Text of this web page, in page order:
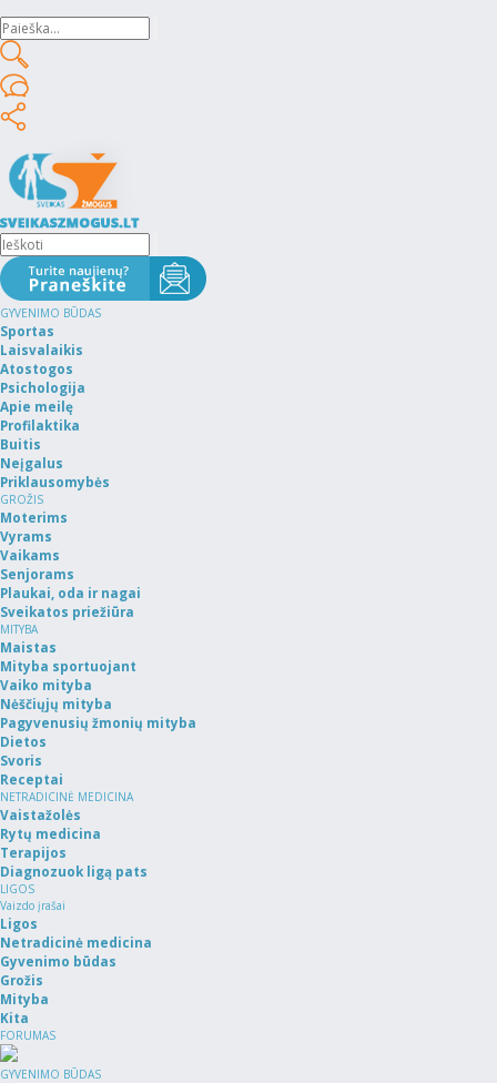
GYVENIMO BŪDAS
Sportas
Laisvalaikis
Atostogos
Psichologija
Apie meilę
Profilaktika
Buitis
Neįgalus
Priklausomybės
GROŽIS
Moterims
Vyrams
Vaikams
Senjorams
Plaukai, oda ir nagai
Sveikatos priežiūra
MITYBA
Maistas
Mityba sportuojant
Vaiko mityba
Nėščiųjų mityba
Pagyvenusių žmonių mityba
Dietos
Svoris
Receptai
NETRADICINĖ MEDICINA
Vaistažolės
Rytų medicina
Terapijos
Diagnozuok ligą pats
LIGOS
Vaizdo įrašai
Ligos
Netradicinė medicina
Gyvenimo būdas
Grožis
Mityba
Kita
FORUMAS
GYVENIMO BŪDAS